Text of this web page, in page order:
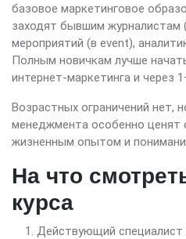
базовое маркетинговое
заходят бывшим журналистам
мероприятий (в event),
Полным новичкам лучше
интернет-маркетинга и через
Возрастных ограничений нет,
менеджмента особенно ценят
жизненным опытом и
На что
курса
Действующий специалист